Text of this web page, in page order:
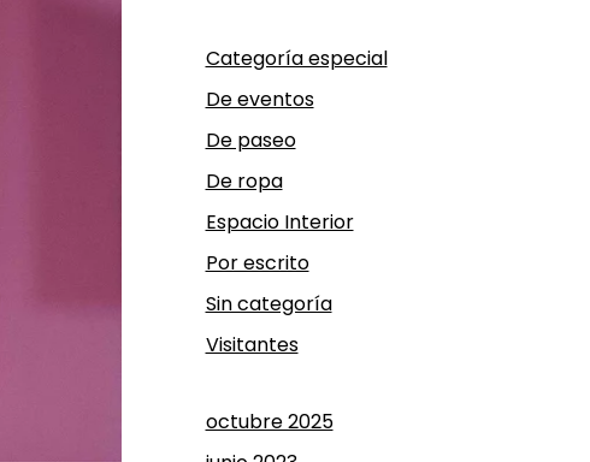
Categoría especial
De eventos
De paseo
De ropa
Espacio Interior
Por escrito
Sin categoría
Visitantes
octubre 2025